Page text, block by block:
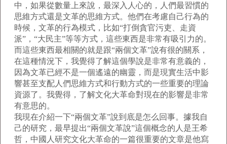
中，如果從數量上來說，最深入人心的，人們最習慣的
思維方式還是文革的思維方式。他們在考慮自己行為的
時候，文革的行為模式，比如“打倒貪官污吏、走資
派”，“大民主”等等方式，這些東西是非常有吸引力的。
而這些東西最相關的就是跟“兩個文革”說有很的關系，
在這種情況下，我覺得了解這個學說是非常有意義的，
因為文革已經不是一個遙遠的幽靈，而是現實生活中影
響甚至支配人們思維方式和行動方式的一些重要的理論
資源了。我覺得，了解文化大革命對現在的影響是非常
有意思的。
我現在介紹一下“兩個文革”說到底是怎么回事。據我自
己的研究，最早提出“兩個文革說”這個概念的人是王希
哲，中國人研究文化大革命的一篇很重要的文章是他寫